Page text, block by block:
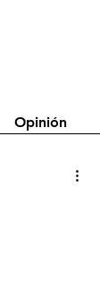
Opinión